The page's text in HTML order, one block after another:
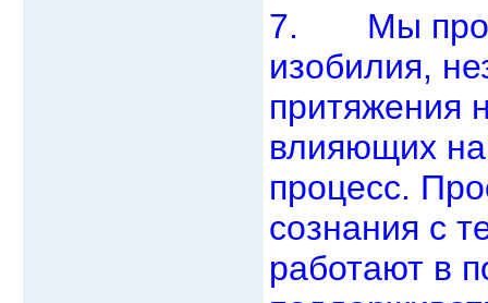
7. Мы
изобилия,
притяжения
влияющих
процесс.
сознания с
работают в